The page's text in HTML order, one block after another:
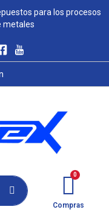
para los procesos
metales
Compras